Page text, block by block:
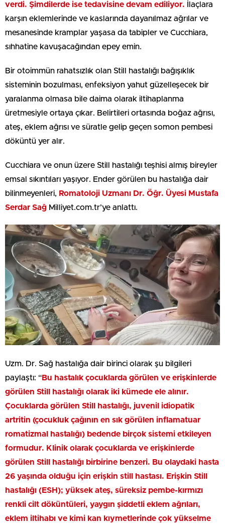
verdi. Şimdilerde ise tedavisine devam ediliyor. İlaçlara
karşın eklemlerinde ve kaslarında dayanılmaz ağrılar ve
mesanesinde kramplar yaşasa da tabipler ve Cucchiara,
sıhhatine kavuşacağından epey emin.
Bir otoimmün rahatsızlık olan Still hastalığı bağışıklık
sisteminin bozulması, enfeksiyon yahut güzelleşecek bir
yaralanma olmasa bile daima olarak iltihaplanma
üretmesiyle ortaya çıkar. Belirtileri ortasında boğaz ağrısı,
ateş, eklem ağrısı ve süratle gelip geçen somon pembesi
döküntü yer alır.
Cucchiara ve onun üzere Still hastalığı teşhisi almış bireyler
emsal sıkıntıları yaşıyor. Ender görülen bu hastalığa dair
bilinmeyenleri, Romatoloji Uzmanı Dr. Öğr. Üyesi Mustafa
Serdar Sağ Milliyet.com.tr’ye anlattı.
Uzm. Dr. Sağ hastalığa dair birinci olarak şu bilgileri
paylaştı: “Bu hastalık çocuklarda görülen ve erişkinlerde
görülen Still hastalığı olarak iki kümede ele alınır.
Çocuklarda görülen Still hastalığı, juvenil idiopatik
artritin (çocukluk çağının en sık görülen inflamatuar
romatizmal hastalığı) bedende birçok sistemi etkileyen
formudur. Klinik olarak çocuklarda ve erişkinlerde
görülen Still hastalığı birbirine benzeri. Bu olaydaki hasta
26 yaşında olduğu için erişkin still hastası. Erişkin Still
hastalığı (ESH); yüksek ateş, süreksiz pembe-kırmızı
renkli cilt döküntüleri, yaygın şiddetli eklem ağrıları,
eklem iltihabı ve kimi kan kıymetlerinde çok yükselme